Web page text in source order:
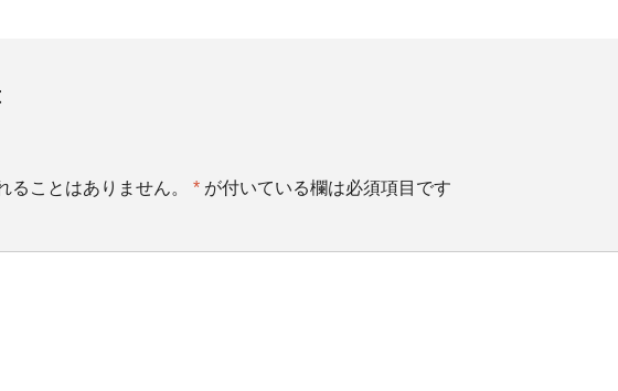
ることはありません。 *が付いている欄は必須項目です